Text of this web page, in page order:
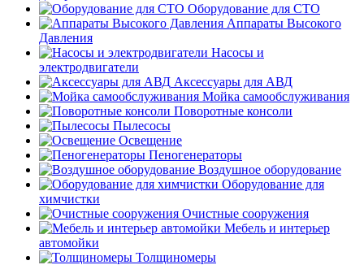
Оборудование для СТО
Аппараты Высокого
Давления
Насосы и
электродвигатели
Аксессуары для АВД
Мойка самообслуживания
Поворотные консоли
Пылесосы
Освещение
Пеногенераторы
Воздушное оборудование
Оборудование для
химчистки
Очистные сооружения
Мебель и интерьер
автомойки
Толщиномеры